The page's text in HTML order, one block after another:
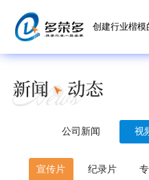
创建行业楷模
公司新闻 视
宣传片 纪录片